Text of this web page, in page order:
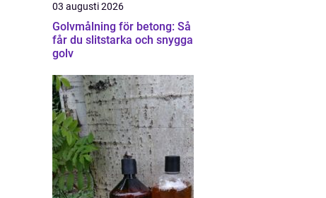
03 augusti 2026
Golvmålning för betong: Så
får du slitstarka och snygga
golv